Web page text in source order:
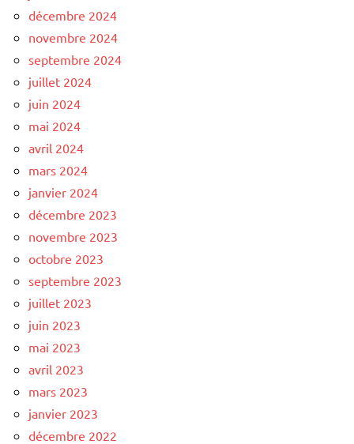
décembre 2024
novembre 2024
septembre 2024
juillet 2024
juin 2024
mai 2024
avril 2024
mars 2024
janvier 2024
décembre 2023
novembre 2023
octobre 2023
septembre 2023
juillet 2023
juin 2023
mai 2023
avril 2023
mars 2023
janvier 2023
décembre 2022